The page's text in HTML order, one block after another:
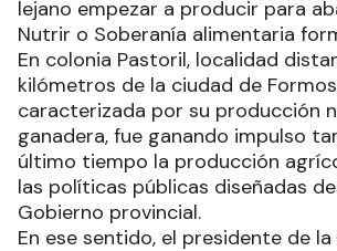
lejano empezar a producir para
Nutrir o Soberanía alimentaria
En colonia Pastoril, localidad
kilómetros de la ciudad de
caracterizada por su producción
ganadera, fue ganando impulso
último tiempo la producción
las políticas públicas diseñadas
Gobierno provincial.
En ese sentido, el presidente de